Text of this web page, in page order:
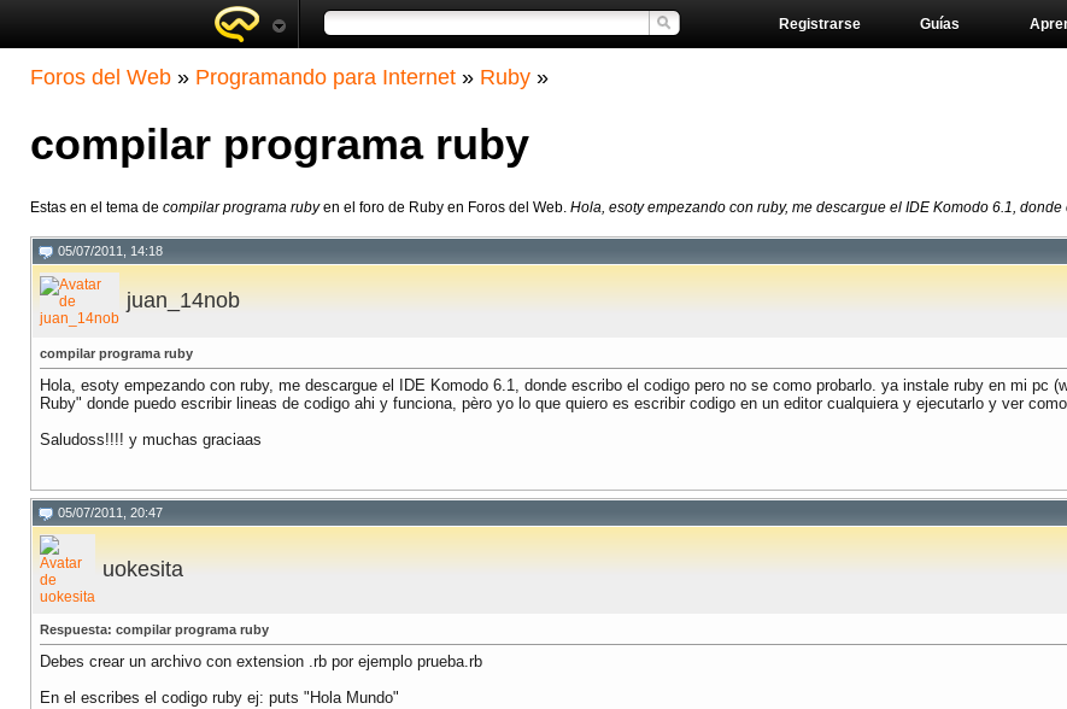
Guías
Registrarse
Foros del Web » Programando para Internet » Ruby »
compilar programa ruby
Estas en el tema de compilar programa rubyen el foro de Ruby en Foros del Web. Hola, esoty empezando con ruby, me descargue el IDE Komodo 6.1,
05/07/2011, 14:18
juan_14nob
compilar programa ruby
Hola, esoty empezando con ruby, me descargue el IDE Komodo 6.1, donde escribo el codigo pero no se como probarlo. ya instale ruby en mi pc
Ruby" donde puedo escribir lineas de codigo ahi y funciona, pèro yo lo que quiero es escribir codigo en un editor cualquiera y ejecutarlo y ver
Saludoss!!!! y muchas graciaas
05/07/2011, 20:47
uokesita
Respuesta: compilar programa ruby
Debes crear un archivo con extension .rb por ejemplo prueba.rb
En el escribes el codigo ruby ej: puts "Hola Mundo"